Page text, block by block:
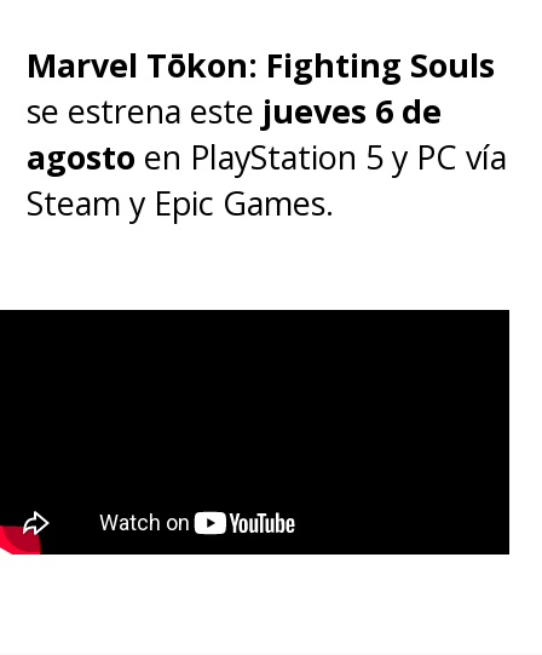
Marvel Tōkon: Fighting Souls
se estrena este jueves 6 de
agosto en PlayStation 5 y PC vía
Steam y Epic Games.